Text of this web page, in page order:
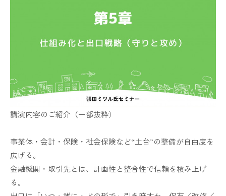
講演内容のご紹介（一部抜粋）
事業体・会計・保険・社会保険など“土台”の整備が自由度を
広げる。
金融機関・取引先とは、計画性と整合性で信頼を積み上げ
る。